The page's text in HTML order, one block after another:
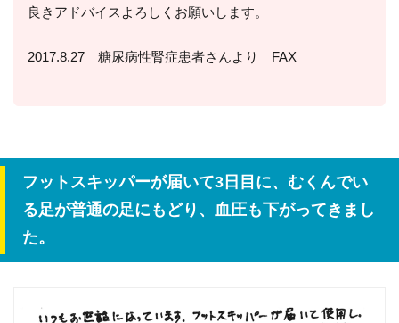
良きアドバイスよろしくお願いします。
2017.8.27 糖尿病性腎症患者さんより FAX
フットスキッパーが届いて3日目に、むくんでい
る足が普通の足にもどり、血圧も下がってきまし
た。